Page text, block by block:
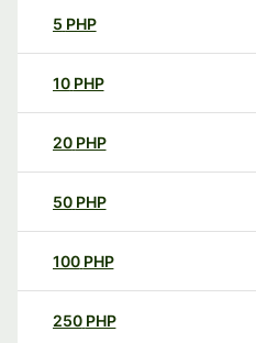
5 PHP
10 PHP
20 PHP
50 PHP
100 PHP
250 PHP